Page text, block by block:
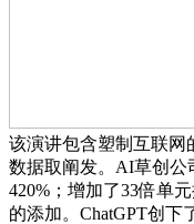
该演讲包含塑制互联网
数据取阐发。AI草创公
420%；增加了33倍单
的添加。ChatGPT创下